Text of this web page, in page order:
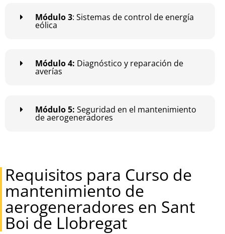
Módulo 3: Sistemas de control de energía
eólica
Módulo 4: Diagnóstico y reparación de
averías
Módulo 5: Seguridad en el mantenimiento
de aerogeneradores
Requisitos para Curso de
mantenimiento de
aerogeneradores en Sant
Boi de Llobregat